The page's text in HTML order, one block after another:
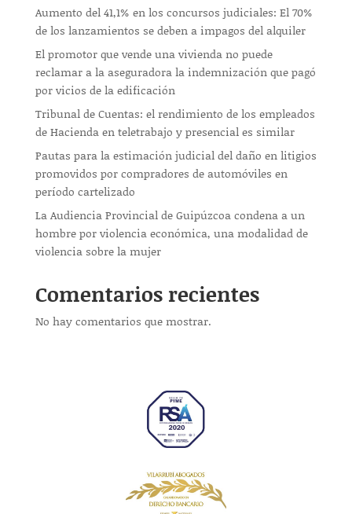
Aumento del 41,1% en los concursos judiciales: El 70%
de los lanzamientos se deben a impagos del alquiler
El promotor que vende una vivienda no puede
reclamar a la aseguradora la indemnización que pagó
por vicios de la edificación
Tribunal de Cuentas: el rendimiento de los empleados
de Hacienda en teletrabajo y presencial es similar
Pautas para la estimación judicial del daño en litigios
promovidos por compradores de automóviles en
período cartelizado
La Audiencia Provincial de Guipúzcoa condena a un
hombre por violencia económica, una modalidad de
violencia sobre la mujer
Comentarios recientes
No hay comentarios que mostrar.